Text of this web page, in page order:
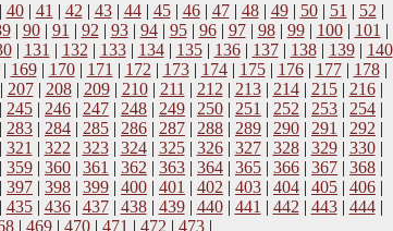
40| 41 | 42 | 43| 44| 45| 46| 47| 48| 49| 50| 51 | 52 |
| 90| 91 | 92 | 93| 94| 95| 96| 97| 98| 99| 100| 101 |
| 131 | 132 | 133| 134| 135| 136| 137| 138| 139| 140
169| 170| 171 | 172 | 173| 174| 175| 176| 177| 178|
207| 208| 209| 210| 211 | 212 | 213| 214| 215| 216|
| 245 | 246 | 247 | 248 | 249 | 250 | 251 | 252 | 253 | 254 |
| 283 | 284 | 285 | 286 | 287 | 288 | 289 | 290 | 291 | 292 |
321 | 322 | 323| 324| 325| 326| 327| 328| 329| 330|
| 359 | 360 | 361 | 362 | 363 | 364 | 365 | 366 | 367 | 368 |
| 397 | 398 | 399 | 400 | 401 | 402 | 403 | 404 | 405 | 406 |
435| 436| 437| 438| 439| 440| 441 | 442 | 443| 444|
| 469| 470| 471 | 472 | 473|